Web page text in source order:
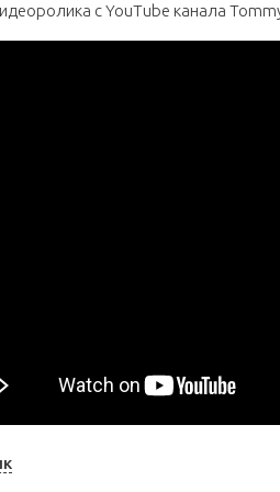
с YouTube канала